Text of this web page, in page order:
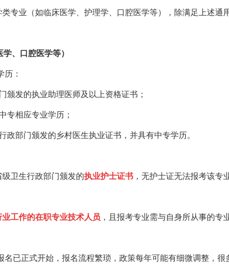
业（如临床医学、护理学、口腔医学等），除满足上述通
、口腔医学等）
：
发的执业助理医师及以上资格证书；
相应专业学历；
部门颁发的乡村医生执业证书，并具有中专学历。
卫生行政部门颁发的执业护士证书 ，无护士证无法报考该专业
工作的在职专业技术人员 ，且报考专业需与自身所从事的
名已正式开始，报名流程繁琐，政策每年可能有细微调整，